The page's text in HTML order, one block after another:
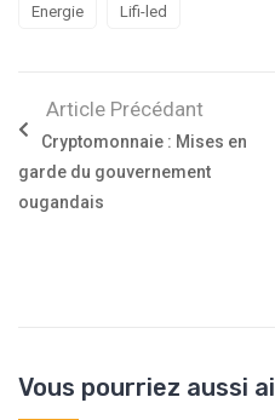
Energie Lifi-led
Article Précédant
Cryptomonnaie : Mises en
garde du gouvernement
ougandais
Vous pourriez aussi